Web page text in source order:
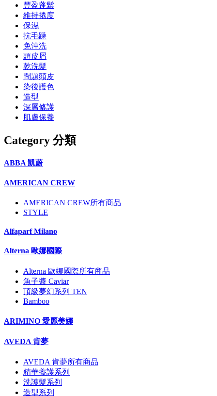
豐盈蓬鬆
維持捲度
保濕
抗毛躁
免沖洗
頭皮屑
乾洗髮
問題頭皮
染後護色
造型
深層修護
肌膚保養
Category 分類
ABBA 凱蔚
AMERICAN CREW
AMERICAN CREW所有商品
STYLE
Alfaparf Milano
Alterna 歐娜國際
Alterna 歐娜國際所有商品
魚子醬 Caviar
頂級夢幻系列 TEN
Bamboo
ARIMINO 愛麗美娜
AVEDA 肯夢
AVEDA 肯夢所有商品
精華養護系列
洗護髮系列
造型系列